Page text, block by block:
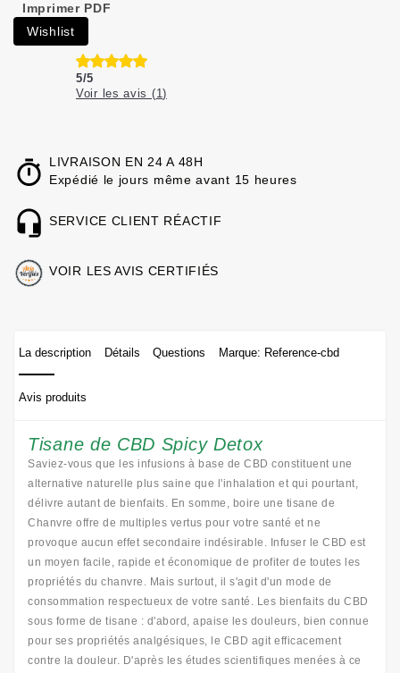
Imprimer PDF
Wishlist
5/5
Voir les avis (1)
LIVRAISON EN 24 A 48H
Expédié le jours même avant 15 heures
SERVICE CLIENT RÉACTIF
VOIR LES AVIS CERTIFIÉS
La description Détails Questions Marque: Reference-cbd
Avis produits
Tisane de CBD Spicy Detox
Saviez-vous que les infusions à base de CBD constituent une
alternative naturelle plus saine que l'inhalation et qui pourtant,
délivre autant de bienfaits. En somme, boire une tisane de
Chanvre offre de multiples vertus pour votre santé et ne
provoque aucun effet secondaire indésirable. Infuser le CBD est
un moyen facile, rapide et économique de profiter de toutes les
propriétés du chanvre. Mais surtout, il s'agit d'un mode de
consommation respectueux de votre santé. Les bienfaits du CBD
sous forme de tisane : d'abord, apaise les douleurs, bien connue
pour ses propriétés analgésiques, le CBD agit efficacement
contre la douleur. D'après les études scientifiques menées à ce